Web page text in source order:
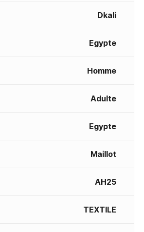
Dkali
Egypte
Homme
Adulte
Egypte
Maillot
AH25
TEXTILE